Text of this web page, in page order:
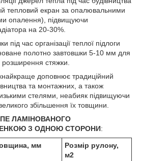
тепловий екран за опалювальними
опалення), підвищуючи
на 20-30%.
під час організації теплої підлоги
полотно завтовшки 5-10 мм для
розширення стяжки.
доповнює традиційний
та монтажних, а також
стелями, неабияк підвищуючи
збільшення їх товщини.
ЛАМІНОВАНОГО
З ОДНОЮ СТОРОНИ:
мм
Розмір рулону,
м2